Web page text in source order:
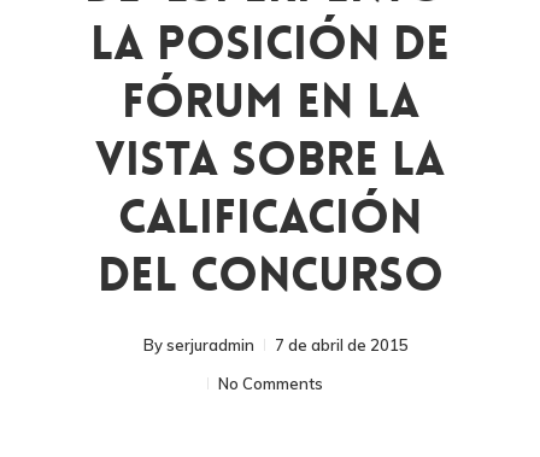
La Posición De
Fórum En La
Vista Sobre La
Calificación
Del Concurso
Byserjuradmin
7 de abril de 2015
No Comments